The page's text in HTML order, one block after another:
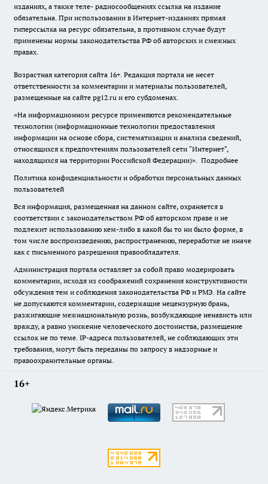
изданиях, а также теле- радиосообщениях ссылка на издание
обязательна. При использовании в Интернет-изданиях прямая
гиперссылка на ресурс обязательна, в противном случае будут
применены нормы законодательства РФ об авторских и смежных
правах.
Возрастная категория сайта 16+. Редакция портала не несет
ответственности за комментарии и материалы пользователей,
размещенные на сайте pg12.ru и его субдоменах.
«На информационном ресурсе применяются рекомендательные
технологии (информационные технологии предоставления
информации на основе сбора, систематизации и анализа сведений,
относящихся к предпочтениям пользователей сети "Интернет",
находящихся на территории Российской Федерации)». Подробнее
Политика конфиденциальности и обработки персональных данных
пользователей
Вся информация, размещенная на данном сайте, охраняется в
соответствии с законодательством РФ об авторском праве и не
подлежит использованию кем-либо в какой бы то ни было форме, в
том числе воспроизведению, распространению, переработке не иначе
как с письменного разрешения правообладателя.
Администрация портала оставляет за собой право модерировать
комментарии, исходя из соображений сохранения конструктивности
обсуждения тем и соблюдения законодательства РФ и РМЭ. На сайте
не допускаются комментарии, содержащие нецензурную брань,
разжигающие межнациональную рознь, возбуждающие ненависть или
вражду, а равно унижение человеческого достоинства, размещение
ссылок не по теме. IP-адреса пользователей, не соблюдающих эти
требования, могут быть переданы по запросу в надзорные и
правоохранительные органы.
16+